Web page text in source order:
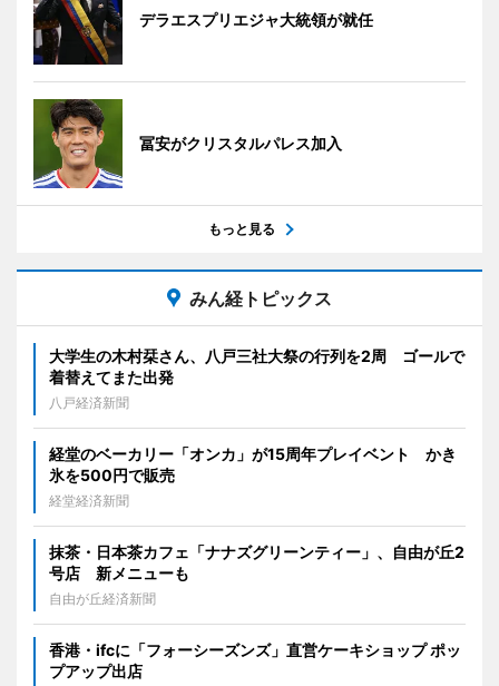
デラエスプリエジャ大統領が就任
冨安がクリスタルパレス加入
もっと見る
みん経トピックス
大学生の木村栞さん、八戸三社大祭の行列を2周 ゴールで
着替えてまた出発
八戸経済新聞
経堂のベーカリー「オンカ」が15周年プレイベント かき
氷を500円で販売
経堂経済新聞
抹茶・日本茶カフェ「ナナズグリーンティー」、自由が丘2
号店 新メニューも
自由が丘経済新聞
香港・ifcに「フォーシーズンズ」直営ケーキショップ ポッ
プアップ出店